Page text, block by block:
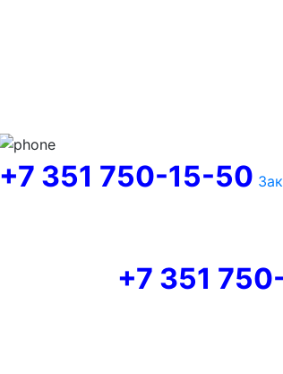
+7 351 750-15-50
+7 351